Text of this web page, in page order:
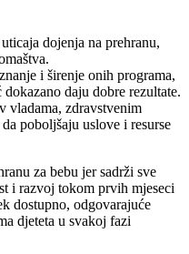
dojenja na prehranu,
i širenje onih programa,
daju dobre rezultate.
vladama, zdravstvenim
poboljšaju uslove i resurse
za bebu jer sadrži sve
i razvoj tokom prvih mjeseci
dostupno, odgovarajuće
djeteta u svakoj fazi